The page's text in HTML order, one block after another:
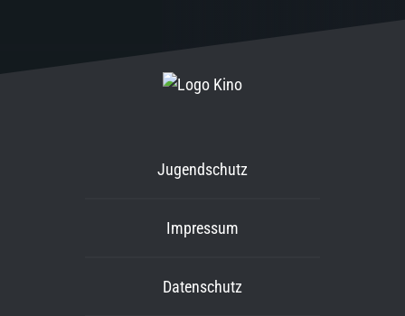
Jugendschutz
Impressum
Datenschutz